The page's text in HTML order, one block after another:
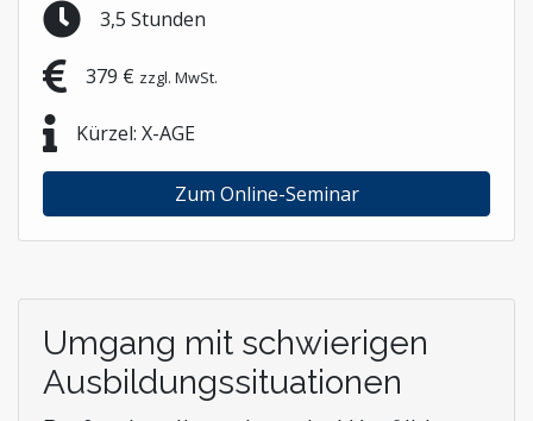
3,5 Stunden
379 € zzgl. MwSt.
Kürzel: X-AGE
Zum Online-Seminar
Umgang mit schwierigen
Ausbildungssituationen